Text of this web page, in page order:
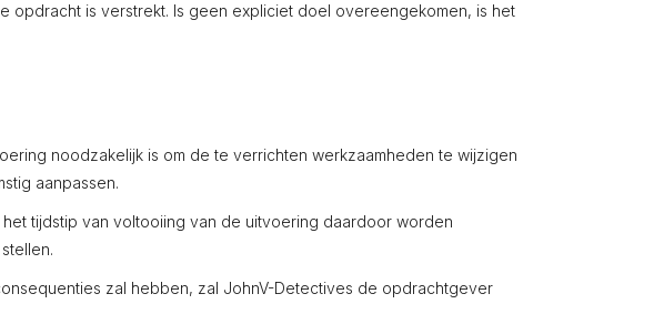
is verstrekt. Is geen expliciet doel overeengekomen, is het
noodzakelijk is om de te verrichten werkzaamheden te wijzigen
aanpassen.
tijdstip van voltooiing van de uitvoering daardoor worden
zal hebben, zal JohnV-Detectives de opdrachtgever